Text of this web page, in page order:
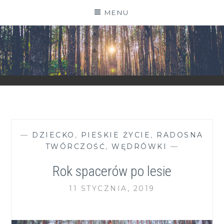
content
MENU
ZGRANESTADO.PL
FOTOGRAFICZNE ZAPISKI DNIA CODZIENNEGO
— DZIECKO , PIESKIE ŻYCIE , RADOSNA
TWÓRCZOŚĆ,WĘDRÓWKI —
Rok spacerów po lesie
11 STYCZNIA, 2019